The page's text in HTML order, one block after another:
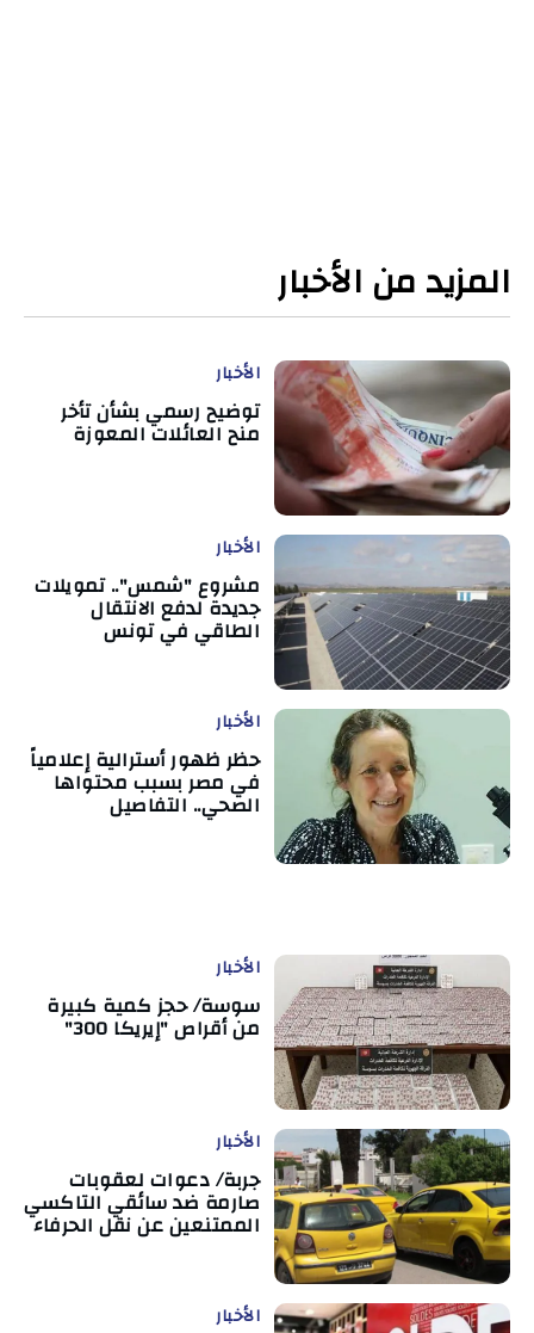
المزيد من الأخبار
الأخبار
توضيح رسمي بشأن تأخر
منح العائلات المعوزة
الأخبار
مشروع "شمس".. تمويلات
جديدة لدفع الانتقال
الطاقي في تونس
الأخبار
حظر ظهور أسترالية إعلامياً
في مصر بسبب محتواها
الصحي.. التفاصيل
الأخبار
سوسة/ حجز كمية كبيرة
من أقراص "إيريكا 300"
الأخبار
جربة/ دعوات لعقوبات
صارمة ضد سائقي التاكسي
الممتنعين عن نقل الحرفاء
الأخبار